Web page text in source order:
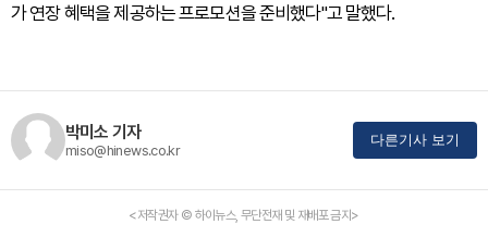
가 연장 혜택을 제공하는 프로모션을 준비했다"고 말했다.
박미소 기자
miso@hinews.co.kr
다른기사 보기
<저작권자 © 하이뉴스, 무단전재 및 재배포 금지>